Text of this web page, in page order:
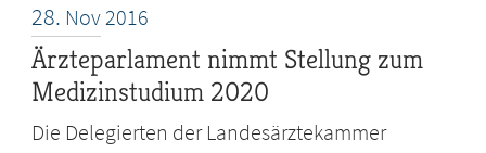
28. Nov2016
Ärzteparlament nimmt Stellung zum
Medizinstudium 2020
Die Delegierten der Landesärztekammer